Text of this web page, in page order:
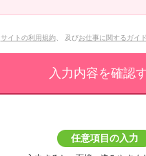
サイトの利用規約、 及びお仕事に関するガイ
入力内容を確認
任意項目の入力